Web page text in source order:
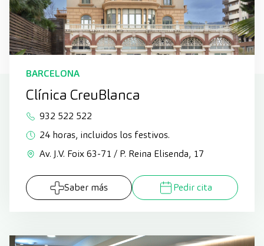
BARCELONA
Clínica CreuBlanca
932 522 522
24 horas, incluidos los festivos.
Av. J.V. Foix 63-71 / P. Reina Elisenda, 17
Saber más Pedir cita